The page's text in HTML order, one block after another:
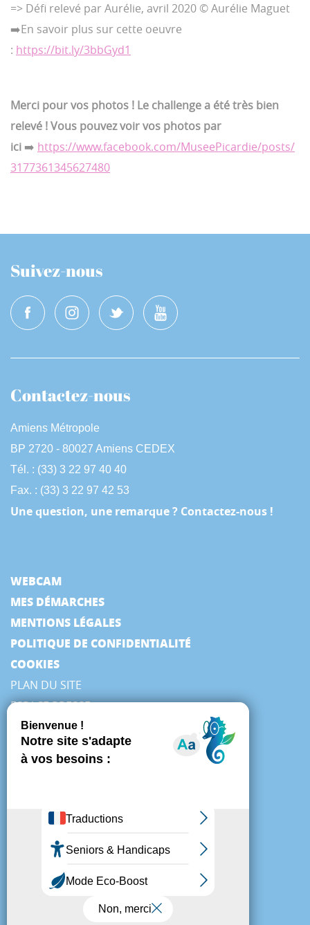
=> Défi relevé par Aurélie, avril 2020 © Aurélie Maguet
➡️En savoir plus sur cette oeuvre
: https://bit.ly/3bbGyd1
Merci pour vos photos ! Le challenge a été très bien
relevé ! Vous pouvez voir vos photos par
ici ➡️ https://www.facebook.com/MuseePicardie/posts/
3177361345627480
Suivez-nous
Contactez-nous
Amiens Métropole
BP 2720 - 80027 Amiens CEDEX
Tél. : (33) 3 22 97 40 40
Fax. : (33) 3 22 97 42 53
Une question, une remarque ? Contactez-nous !
WEBCAM
MES DÉMARCHES
MENTIONS LÉGALES
POLITIQUE DE CONFIDENTIALITÉ
COOKIES
PLAN DU SITE
ESPACE PRESSE